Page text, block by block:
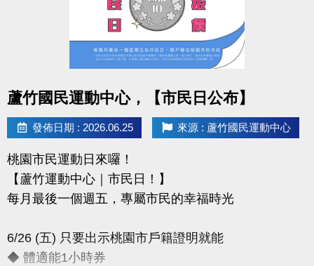
蘆竹國民運動中心，【市民日公布】
發佈日期 : 2026.06.25 來源 : 蘆竹國民運動中心
桃園市民運動日來囉！
【蘆竹運動中心｜市民日！】
每月最後一個週五，專屬市民的幸福時光
6/26 (五) 只要出示桃園市戶籍證明就能
◆ 體適能1小時券